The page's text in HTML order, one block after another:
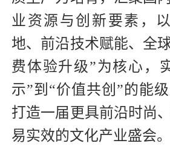
业资源与创新要素，
地、前沿技术赋能、全
费体验升级”为核心，
示”到“价值共创”的能
打造一届更具前沿时尚
易实效的文化产业盛会。